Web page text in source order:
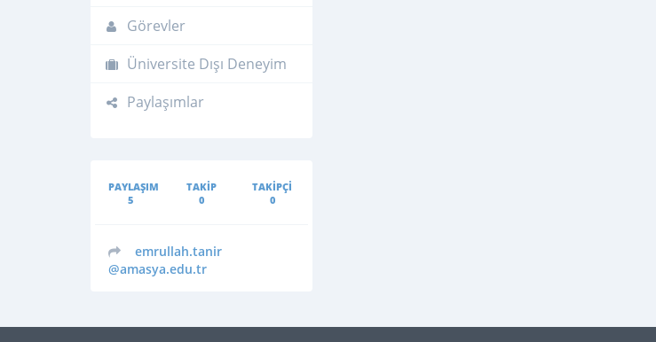
Görevler
Üniversite Dışı Deneyim
Paylaşımlar
PAYLAŞIM
5
TAKIP
0
TAKIPÇI
0
emrullah.tanir
@amasya.edu.tr